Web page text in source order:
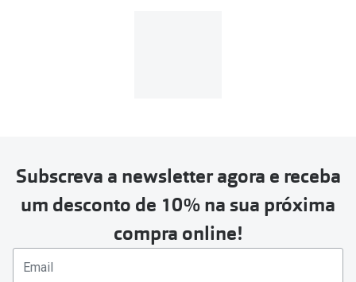
Subscreva a newsletter agora e receba
um desconto de 10% na sua próxima
compra online!